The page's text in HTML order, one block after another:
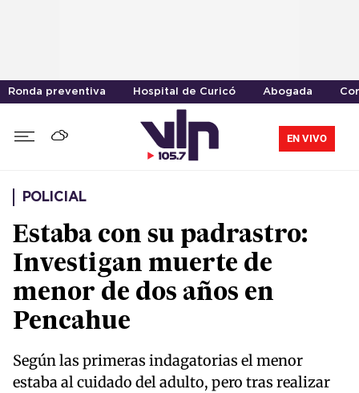
Ronda preventiva Hospital de Curicó Abogada
EN VIVO
POLICIAL
Estaba con su padrastro:
Investigan muerte de
menor de dos años en
Pencahue
Según las primeras indagatorias el menor
estaba al cuidado del adulto, pero tras realizar